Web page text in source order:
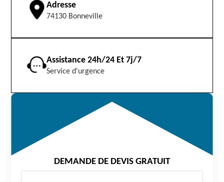
Adresse
74130 Bonneville
Assistance 24h/24 Et 7j/7
Service d'urgence
DEMANDE DE DEVIS GRATUIT